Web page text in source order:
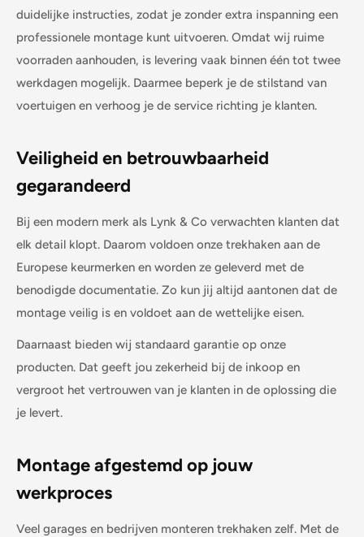
duidelijke instructies, zodat je zonder extra inspanning een
professionele montage kunt uitvoeren. Omdat wij ruime
voorraden aanhouden, is levering vaak binnen één tot twee
werkdagen mogelijk. Daarmee beperk je de stilstand van
voertuigen en verhoog je de service richting je klanten.
Veiligheid en betrouwbaarheid
gegarandeerd
Bij een modern merk als Lynk & Co verwachten klanten dat
elk detail klopt. Daarom voldoen onze trekhaken aan de
Europese keurmerken en worden ze geleverd met de
benodigde documentatie. Zo kun jij altijd aantonen dat de
montage veilig is en voldoet aan de wettelijke eisen.
Daarnaast bieden wij standaard garantie op onze
producten. Dat geeft jou zekerheid bij de inkoop en
vergroot het vertrouwen van je klanten in de oplossing die
je levert.
Montage afgestemd op jouw
werkproces
Veel garages en bedrijven monteren trekhaken zelf. Met de